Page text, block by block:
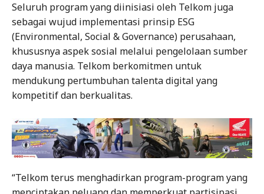
Seluruh program yang diinisiasi oleh Telkom juga
sebagai wujud implementasi prinsip ESG
(Environmental, Social & Governance) perusahaan,
khususnya aspek sosial melalui pengelolaan sumber
daya manusia. Telkom berkomitmen untuk
mendukung pertumbuhan talenta digital yang
kompetitif dan berkualitas.
“Telkom terus menghadirkan program-program yang